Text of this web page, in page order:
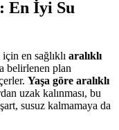
En İyi Su
en sağlıklı aralıklı
belirlenen plan
Yaşa göre aralıklı
uzak kalınması, bu
susuz kalmamaya da